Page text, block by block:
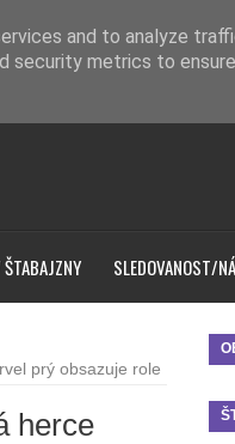
SLEDOVANOST/
prý obsazuje role
herce
and to analyze
security metrics to